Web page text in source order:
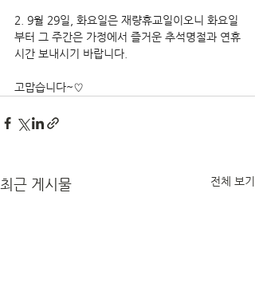
2. 9월 29일, 화요일은 재량휴교일이오니 화요일
부터 그 주간은 가정에서 즐거운 추석명절과 연휴
시간 보내시기 바랍니다.
고맙습니다~♡
최근 게시물 전체 보기